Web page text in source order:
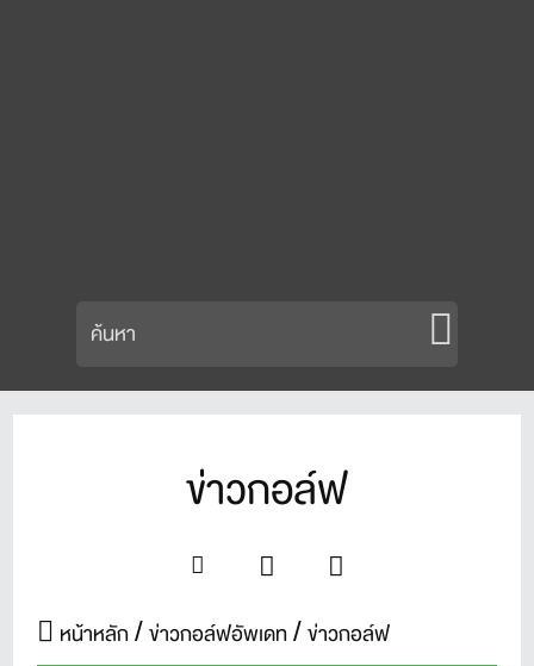
ข่าวกอล์ฟ
หน้าหลัก ข่าวกอล์ฟอัพเดท ข่าวกอล์ฟ